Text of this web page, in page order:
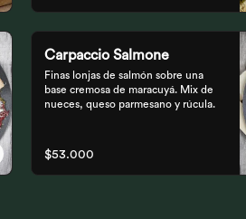
Carpaccio Salmone
Finas lonjas de salmón sobre una
base cremosa de maracuyá. Mix de
nueces, queso parmesano y rúcula.
$53.000